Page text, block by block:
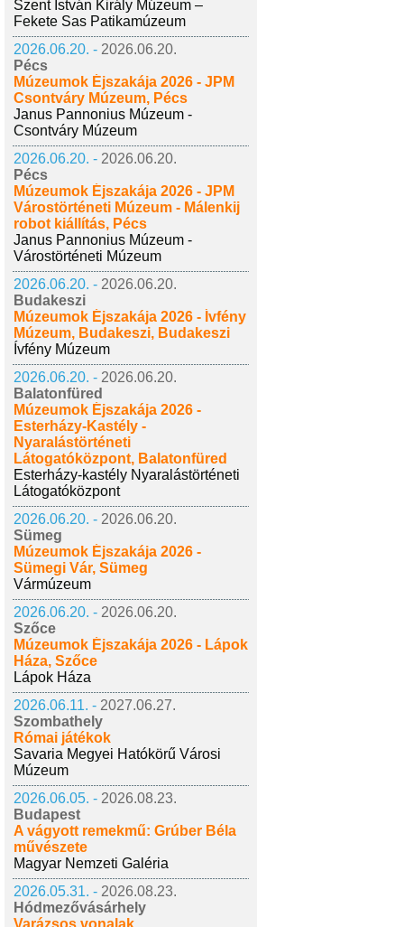
Szent István Király Múzeum –
Fekete Sas Patikamúzeum
2026.06.20. - 2026.06.20.
Pécs
Múzeumok Éjszakája 2026 - JPM
Csontváry Múzeum, Pécs
Janus Pannonius Múzeum -
Csontváry Múzeum
2026.06.20. - 2026.06.20.
Pécs
Múzeumok Éjszakája 2026 - JPM
Várostörténeti Múzeum - Málenkij
robot kiállítás, Pécs
Janus Pannonius Múzeum -
Várostörténeti Múzeum
2026.06.20. - 2026.06.20.
Budakeszi
Múzeumok Éjszakája 2026 - Ívfény
Múzeum, Budakeszi, Budakeszi
Ívfény Múzeum
2026.06.20. - 2026.06.20.
Balatonfüred
Múzeumok Éjszakája 2026 -
Esterházy-Kastély -
Nyaralástörténeti
Látogatóközpont, Balatonfüred
Esterházy-kastély Nyaralástörténeti
Látogatóközpont
2026.06.20. - 2026.06.20.
Sümeg
Múzeumok Éjszakája 2026 -
Sümegi Vár, Sümeg
Vármúzeum
2026.06.20. - 2026.06.20.
Szőce
Múzeumok Éjszakája 2026 - Lápok
Háza, Szőce
Lápok Háza
2026.06.11. - 2027.06.27.
Szombathely
Római játékok
Savaria Megyei Hatókörű Városi
Múzeum
2026.06.05. - 2026.08.23.
Budapest
A vágyott remekmű: Grúber Béla
művészete
Magyar Nemzeti Galéria
2026.05.31. - 2026.08.23.
Hódmezővásárhely
Varázsos vonalak